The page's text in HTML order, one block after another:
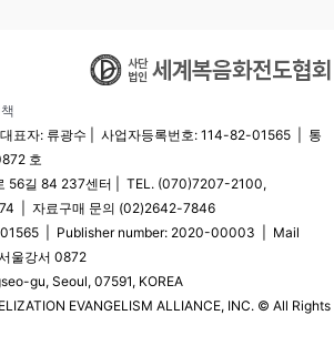
표자: 류광수 | 사업자등록번호: 114-82-01565 | 통
호
56길 84 237센터 | TEL. (070)7207-2100,
| 자료구매 문의 (02)2642-7846
01565 | Publisher number: 2020-00003 | Mail
울강서 0872
gu, Seoul, 07591, KOREA
EVANGELISM ALLIANCE, INC. © All Rights